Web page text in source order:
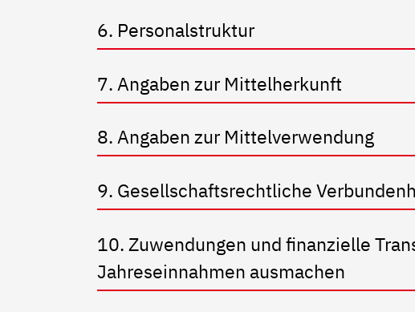
6. Personalstruktur
7. Angaben zur Mittelherkunft
8. Angaben zur Mittelverwendung
9. Gesellschaftsrechtliche
10. Zuwendungen und finanzielle
Jahreseinnahmen ausmachen